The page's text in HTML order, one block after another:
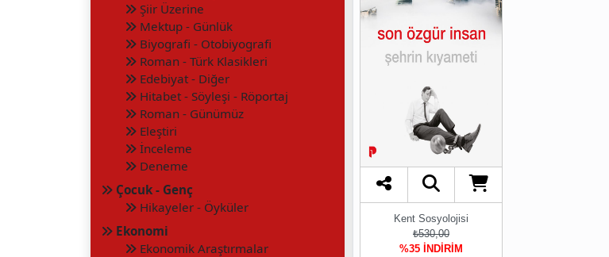
Şiir Üzerine
Mektup - Günlük
Biyografi - Otobiyografi
Roman - Türk Klasikleri
Edebiyat - Diğer
Hitabet - Söyleşi - Röportaj
Roman - Günümüz
Eleştiri
İnceleme
Deneme
Çocuk - Genç
Hikayeler - Öyküler
Ekonomi
Ekonomik Araştırmalar
Kent Sosyolojisi
₺530,00
%35 İNDİRİM